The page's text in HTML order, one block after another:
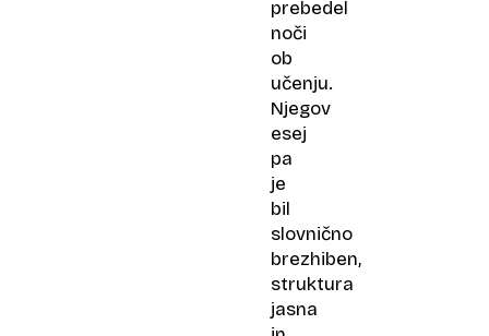
prebedel
noči
ob
učenju.
Njegov
esej
pa
je
bil
slovnično
brezhiben,
struktura
jasna